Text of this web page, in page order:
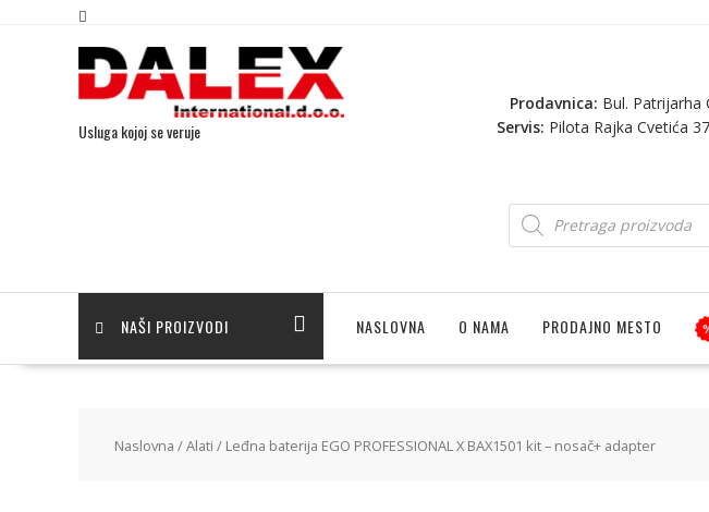
Usluga kojoj se veruje
Prodavnica: Bul. Patrijarha
Servis: Pilota Rajka Cvetića
NAŠI PROIZVODI NASLOVNA O NAMA PRODAJNO MESTO
Naslovna /Alati / Leđna baterija EGO PROFESSIONAL X BAX1501 kit – nosač+ adapter